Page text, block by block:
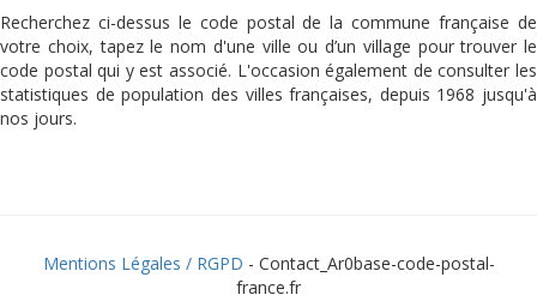
Recherchez ci-dessus le code postal de la commune française de
votre choix, tapez le nom d'une ville ou d’un village pour trouver le
code postal qui y est associé. L'occasion également de consulter les
statistiques de population des villes françaises, depuis 1968 jusqu'à
nos jours.
Mentions Légales / RGPD - Contact_Ar0base-code-postal-
france.fr